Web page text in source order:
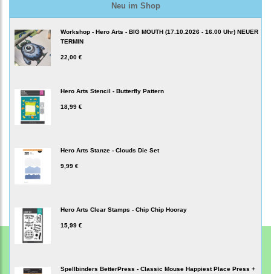
Neu im Shop
Workshop - Hero Arts - BIG MOUTH (17.10.2026 - 16.00 Uhr) NEUER
TERMIN
22,00 €
Hero Arts Stencil - Butterfly Pattern
18,99 €
Hero Arts Stanze - Clouds Die Set
9,99 €
Hero Arts Clear Stamps - Chip Chip Hooray
15,99 €
Spellbinders BetterPress - Classic Mouse Happiest Place Press +